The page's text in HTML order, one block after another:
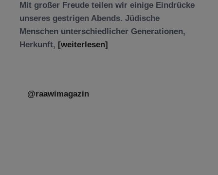
Mit großer Freude teilen wir einige Eindrücke
unseres gestrigen Abends. Jüdische
Menschen unterschiedlicher Generationen,
Herkunft, [weiterlesen]
@raawimagazin